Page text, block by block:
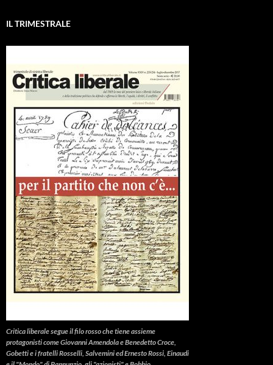
IL TRIMESTRALE
Critica liberalesegue il filo rosso che tiene assieme
protagonisti come Giovanni Amendola e Benedetto Croce,
Gobetti e i fratelli Rosselli, Salvemini ed Ernesto Rossi, Einaudi